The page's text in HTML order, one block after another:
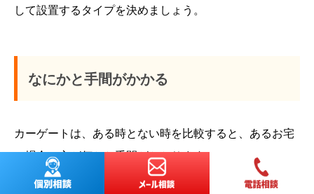
して設置するタイプを決めましょう。
なにかと手間がかかる
カーゲートは、ある時とない時を比較すると、あるお宅
の場合の方が何かと手間がかかります。